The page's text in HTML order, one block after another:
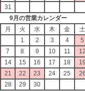
31
9月の営業カレンダー
月 火 水 木 金
土
1
2 3 4
5
7 8 9 10 11
12
14 15 16 17 18
19
21 22 23 24 25
26
28 29 30